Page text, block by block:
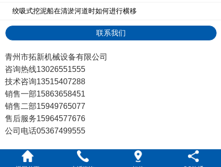
绞吸式挖泥船在清淤河道时如何进行横移
联系我们
青州市拓新机械设备有限公司
咨询热线13026551555
技术咨询13515407288
销售一部15863658451
销售二部15949765077
售后服务15964577676
公司电话05367499555